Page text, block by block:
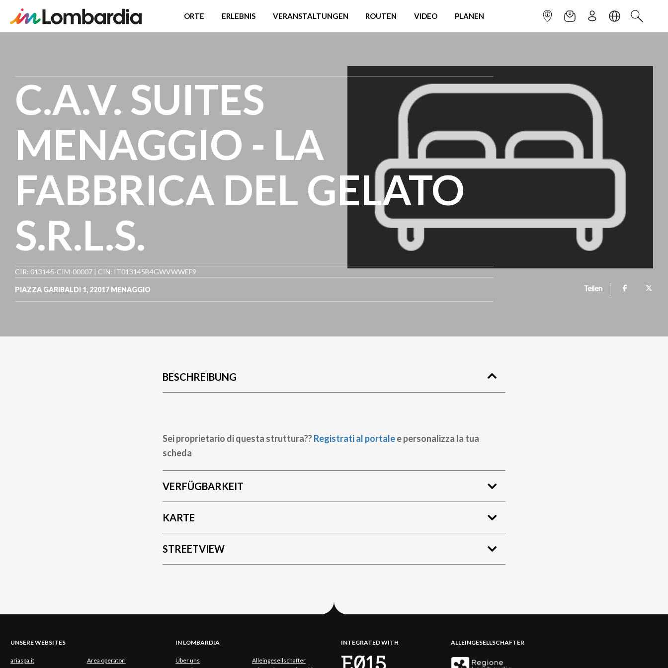
ORTE ERLEBNIS VERANSTALTUNGEN ROUTEN VIDEO PLANEN INFOPUNKTNEWSLETTER
ANMELDENSPRACHESUCHEN
C.A.V. SUITES
MENAGGIO - LA
FABBRICA DEL GELATO
S.R.L.S.
CIR: 013145-CIM-00007 | CIN: IT013145B4GWVWWEF9
PIAZZA GARIBALDI 1, 22017 MENAGGIO Teilen
BESCHREIBUNG
Sei proprietario di questa struttura??Registrati al portalee personalizza la tua
scheda
VERFÜGBARKEIT
KARTE
STREETVIEW
UNSERE WEBSITES
ariaspa.it Area operatori
IN LOMBARDIA
Über uns
Alleingesellschafter
INTEGRATED WITH ALLEINGESELLSCHAFTER